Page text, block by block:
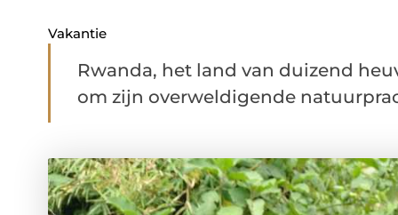
Vakantie
Rwanda, het land van duizend
om zijn overweldigende